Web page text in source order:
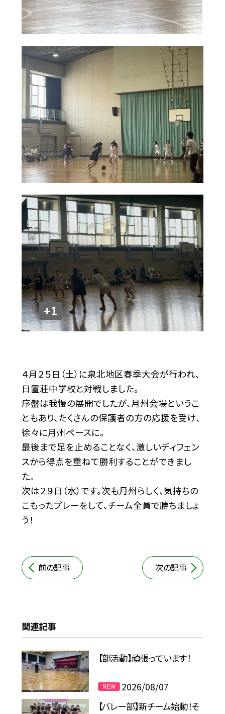
+1
４月２５日（土）に泉北地区春季大会が行われ、
日置荘中学校と対戦しました。
序盤は我慢の展開でしたが、月州会場というこ
ともあり、たくさんの保護者の方の応援を受け、
徐々に月州ペースに。
最後まで足を止めることなく、激しいディフェン
スから得点を重ねて勝利することができまし
た。
次は２９日（水）です。次も月州らしく、気持ちの
こもったプレーをして、チーム全員で勝ちましょ
う！
前の記事 次の記事
関連記事
【部活動】頑張っています！
2026/08/07
【バレー部】新チーム始動！そ